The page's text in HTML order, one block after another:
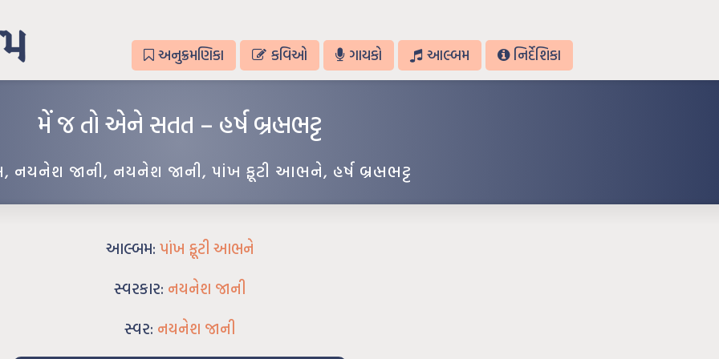
અનુક્રમણિકા કવિઓ ગાયકો આલ્બમ નિર્દેશિકા
મેં જ તો એને સતત – હર્ષ બ્રહ્મભટ્ટ
, નયનેશ જાની, નયનેશ જાની, પાંખ ફૂટી આભને, હર્ષ બ્રહ્મભટ્ટ
આલ્બમ: પાંખ ફૂટી આભને
સ્વરકાર: નયનેશ જાની
સ્વર: નયનેશ જાની